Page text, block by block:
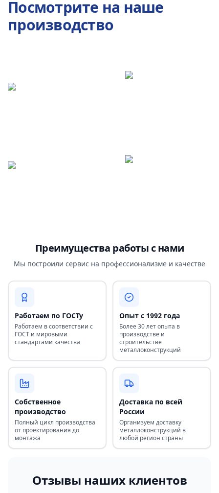
Посмотрите на наше
производство
Преимущества работы с нами
Мы построили сервис на профессионализме и качестве
Работаем по ГОСТу
Работаем в соответствии с
ГОСТ и мировыми
стандартами качества
Опыт с 1992 года
Более 30 лет опыта в
производстве и
строительстве
металлоконструкций
Собственное
производство
Полный цикл производства
от проектирования до
монтажа
Доставка по всей
России
Организуем доставку
металлоконструкций в
любой регион страны
Отзывы наших клиентов